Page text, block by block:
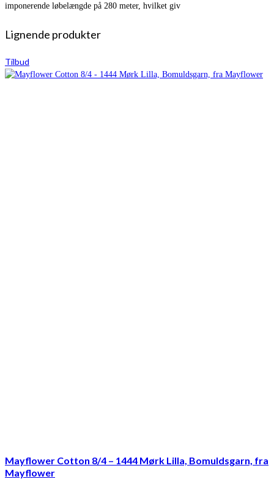
imponerende løbelængde på 280 meter, hvilket giv
Lignende produkter
Tilbud
Mayflower Cotton 8/4 – 1444 Mørk Lilla, Bomuldsgarn, fra
Mayflower